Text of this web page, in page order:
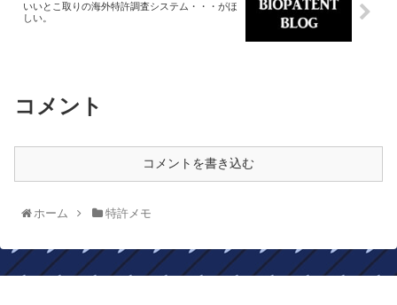
いいとこ取りの海外特許調査システム・・・がほ
しい。
コメント
コメントを書き込む
ホーム 特許メモ